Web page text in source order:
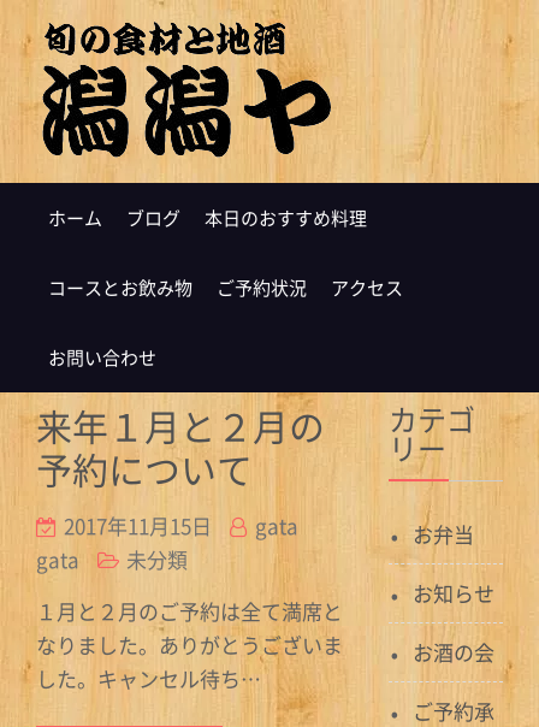
ホーム ブログ 本日のおすすめ料理
コースとお飲み物 ご予約状況 アクセス
お問い合わせ
来年１月と２月の
予約について
2017年11月15日
gata
gata
未分類
１月と２月のご予約は全て満席と
なりました。ありがとうございま
した。キャンセル待ち…
カテゴ
リー
お弁当
お知らせ
お酒の会
ご予約承